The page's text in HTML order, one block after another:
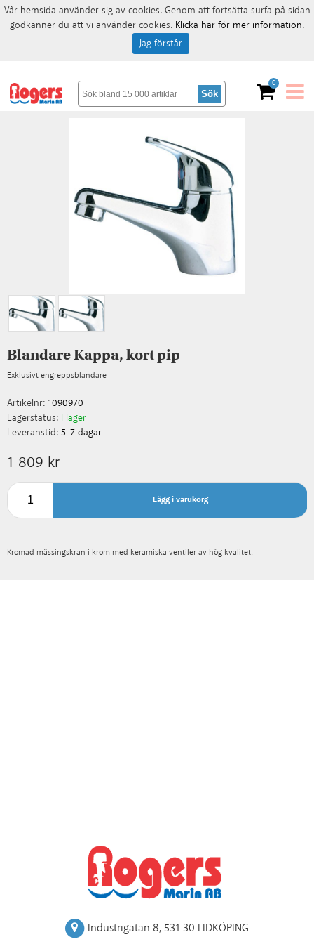
0
Blandare Kappa, kort pip
Exklusivt engreppsblandare
Artikelnr: 1090970
Lagerstatus: I lager
Leveranstid: 5-7 dagar
1 809 kr
Lägg i varukorg
Kromad mässingskran i krom med keramiska ventiler av hög kvalitet.
Industrigatan 8, 531 30 LIDKÖPING
Vår hemsida använder sig av cookies. Genom att fortsätta surfa på sidan
godkänner du att vi använder cookies. Klicka här för mer information.
Jag förstår